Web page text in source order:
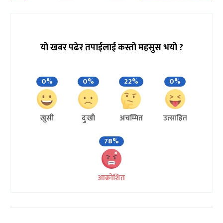
यो खबर पढेर तपाईलाई कस्तो महसुस भयो ?
0%
खुसी
0%
दुःखी
22%
अचम्मित
0%
उत्साहित
78%
आक्रोशित